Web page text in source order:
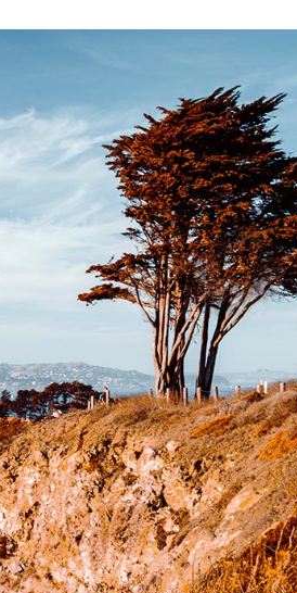
attenzione a due
dei vigneti e la qualità
solo terroir situati ad
le diverse influenze dei
eccezionale; le diverse
molto intensi e dalla
nel nord della Francia
le doghe per le
le sue specifiche,
incerta.
a rispettare i
sugli allori, i Jackson si
e a promuovere la
pratiche agricole
solo fertilizzanti
anche il risparmio